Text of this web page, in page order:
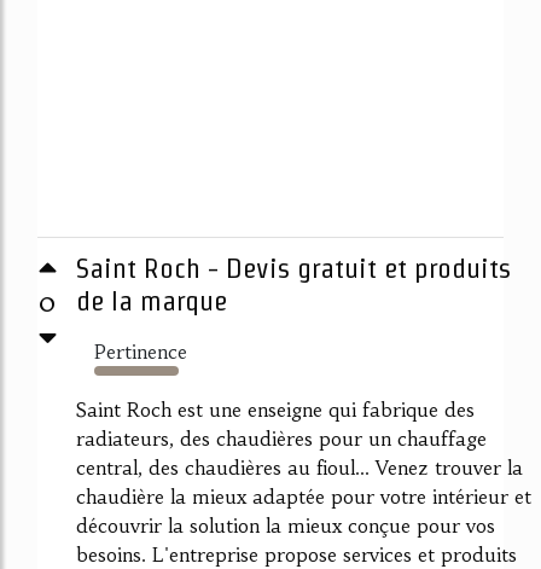
0
Saint Roch - Devis gratuit et produits
de la marque
Pertinence
5212%
Saint Roch est une enseigne qui fabrique des
radiateurs, des chaudières pour un chauffage
central, des chaudières au fioul... Venez trouver la
chaudière la mieux adaptée pour votre intérieur et
découvrir la solution la mieux conçue pour vos
besoins. L'entreprise propose services et produits